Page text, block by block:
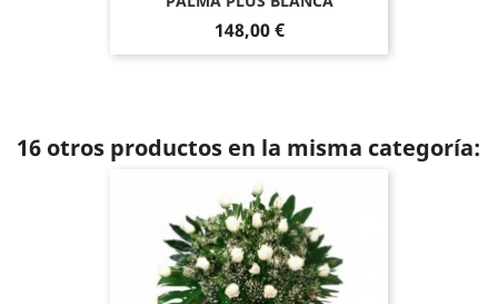
148,00 €
16 otros productos en la misma categoría: